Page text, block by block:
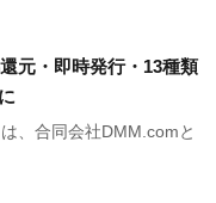
元・即時発行・13種類
、合同会社DMM.comと